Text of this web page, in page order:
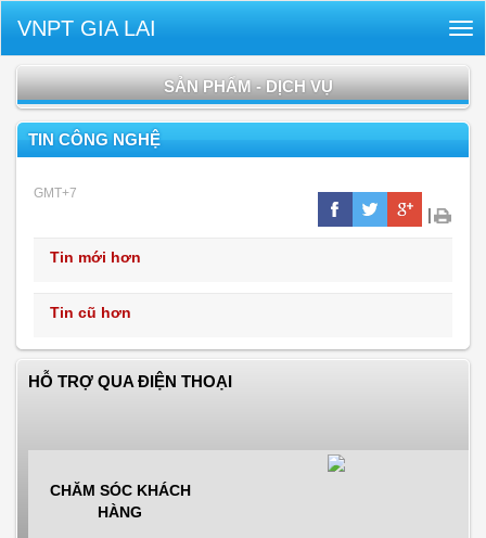
VNPT GIA LAI
SẢN PHẨM - DỊCH VỤ
TIN CÔNG NGHỆ
GMT+7
|
Tin mới hơn
Tin cũ hơn
HỖ TRỢ QUA ĐIỆN THOẠI
CHĂM SÓC KHÁCH
HÀNG